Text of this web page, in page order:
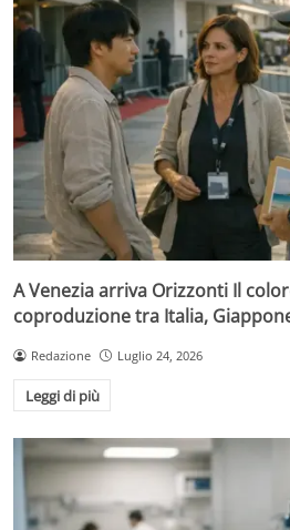
A Venezia arriva Orizzonti Il
coproduzione tra Italia,
Redazione Luglio 24, 2026
Leggi di più